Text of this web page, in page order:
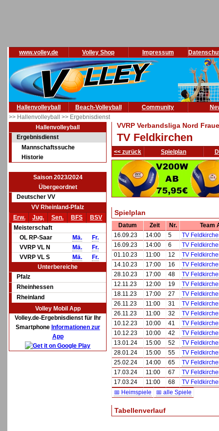
www.volley.de Volley Shop Impressum
Hallenvolleyball Beach-Volleyball Community
>> Hallenvolleyball >> Ergebnisdienst
Hallenvolleyball
Ergebnisdienst
Mannschaftssuche
Historie
Saison 2023/2024
Übergeordnet
Deutscher VV
VV Rheinland-Pfalz
Erw.
Jug. Sen. BFS
BSV
Meisterschaft
OL RP-Saar
Mä.
Fr.
VVRP VL N
Mä.
Fr.
VVRP VL S
Mä.
Fr.
Unterbereiche
Pfalz
Rheinhessen
Rheinland
Volley Mobil App
Volley.de-Ergebnisdienst für Ihr
Smartphone Informationen zur
App
VVRP Verbandsliga Nord
TV Feldkirchen
<< zurück Spielplan
Spielplan
Datum Zeit Nr.
Team
16.09.23
14:00 5
TV
16.09.23
14:00 6
TV
01.10.23
11:00 12
TV
14.10.23
17:00 16
TV
28.10.23
17:00 48
TV
12.11.23
12:00 19
TV
18.11.23
17:00 27
TV
26.11.23
11:00 31
TV
26.11.23
11:00 32
TV
10.12.23
10:00 41
TV
10.12.23
10:00 42
TV
13.01.24
15:00 52
TV
28.01.24
15:00 55
TV
25.02.24
14:00 65
TV
17.03.24
11:00 67
TV
17.03.24
11:00 68
TV
📅 Heimspiele
📅 alle Spiele
Tabellenverlauf